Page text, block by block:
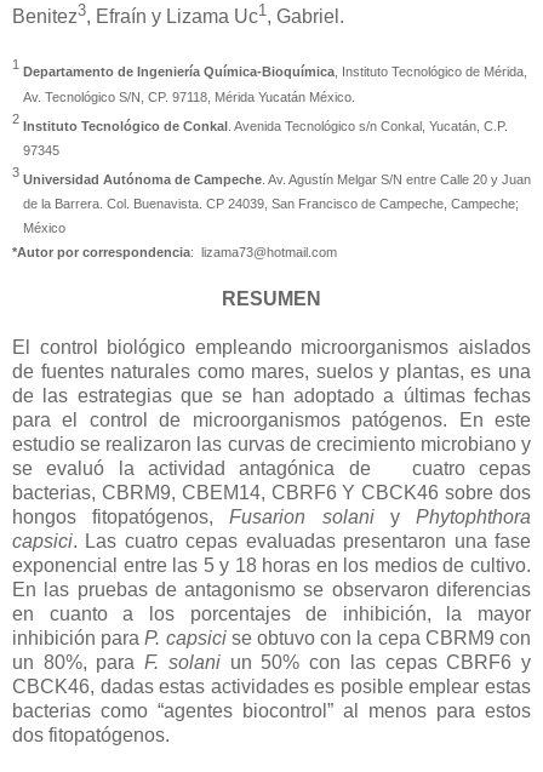
Benitez3, Efraín y Lizama Uc1, Gabriel.
1
Departamento de Ingeniería Química-Bioquímica, Instituto Tecnológico de Mérida,
Av. Tecnológico S/N, CP. 97118, Mérida Yucatán México.
2
Instituto Tecnológico de Conkal Avenida Tecnológico s/n Conkal, Yucatán, C.P.
97345
3
Universidad Autónoma de Campeche . Av. Agustín Melgar S/N entre Calle 20 y Juan
de la Barrera. Col. Buenavista. CP 24039, San Francisco de Campeche, Campeche;
México
*Autor por correspondencia: lizama73@hotmail.com
RESUMEN
El control biológico empleando microorganismos aislados
de fuentes naturales como mares, suelos y plantas, es una
de las estrategias que se han adoptado a últimas fechas
para el control de microorganismos patógenos. En este
estudio se realizaron las curvas de crecimiento microbiano y
se evaluó la actividad antagónica de cuatro cepas
bacterias, CBRM9, CBEM14, CBRF6 Y CBCK46 sobre dos
hongos fitopatógenos,Fusarion solaniyPhytophthora
capsici. Las cuatro cepas evaluadas presentaron una fase
exponencial entre las 5 y 18 horas en los medios de cultivo.
En las pruebas de antagonismo se observaron diferencias
en cuanto a los porcentajes de inhibición, la mayor
inhibición paraP. capsicise obtuvo con la cepa CBRM9 con
un 80%, paraF. solaniun 50% con las cepas CBRF6 y
CBCK46, dadas estas actividades es posible emplear estas
bacterias como “agentes biocontrol” al menos para estos
dos fitopatógenos.